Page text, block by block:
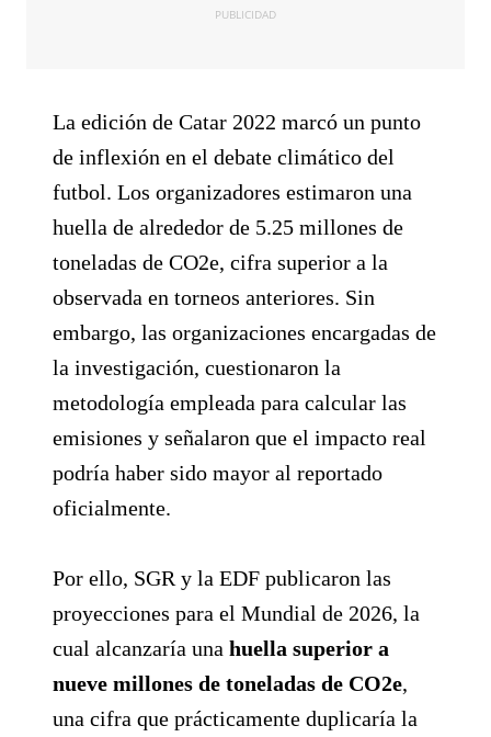
PUBLICIDAD
La edición de Catar 2022 marcó un punto
de inflexión en el debate climático del
futbol. Los organizadores estimaron una
huella de alrededor de 5.25 millones de
toneladas de CO2e, cifra superior a la
observada en torneos anteriores. Sin
embargo, las organizaciones encargadas de
la investigación, cuestionaron la
metodología empleada para calcular las
emisiones y señalaron que el impacto real
podría haber sido mayor al reportado
oficialmente.
Por ello, SGR y la EDF publicaron las
proyecciones para el Mundial de 2026, la
cual alcanzaría una huella superior a
nueve millones de toneladas de CO2e,
una cifra que prácticamente duplicaría la